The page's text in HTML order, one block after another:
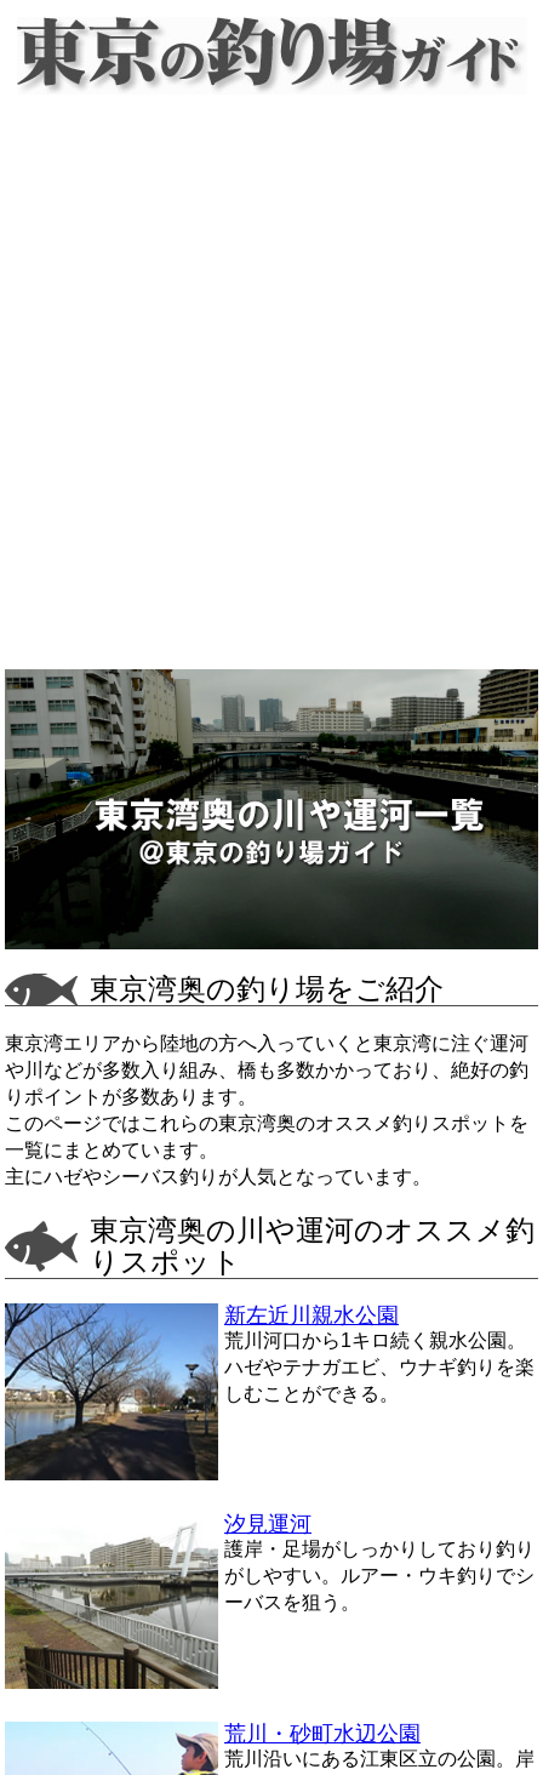
東京湾奥の釣り場をご紹介
東京湾エリアから陸地の方へ入っていくと東京湾に注ぐ運河
や川などが多数入り組み、橋も多数かかっており、絶好の釣
りポイントが多数あります。
このページではこれらの東京湾奥のオススメ釣りスポットを
一覧にまとめています。
主にハゼやシーバス釣りが人気となっています。
東京湾奥の川や運河のオススメ釣
りスポット
新左近川親水公園
荒川河口から1キロ続く親水公園。
ハゼやテナガエビ、ウナギ釣りを楽
しむことができる。
汐見運河
護岸・足場がしっかりしており釣り
がしやすい。ルアー・ウキ釣りでシ
ーバスを狙う。
荒川・砂町水辺公園
荒川沿いにある江東区立の公園。岸